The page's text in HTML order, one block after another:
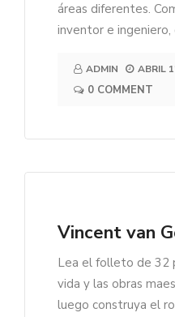
áreas diferentes.
inventor e
ADMIN ABRIL
0 COMMENT
Vincent van
Lea el folleto de 32
vida y las obras
luego construya el